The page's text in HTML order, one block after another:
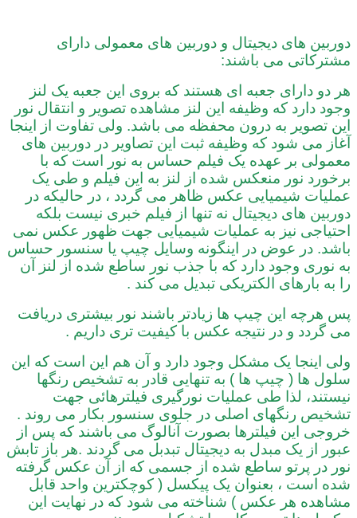
دوربین های دیجیتال و دوربین های معمولی دارای
مشترکاتی می باشند:
هر دو دارای جعبه ای هستند که بروی این جعبه یک لنز
وجود دارد که وظیفه این لنز مشاهده تصویر و انتقال نور
این تصویر به درون محفظه می باشد. ولی تفاوت از اینجا
آغاز می شود که وظیفه ثبت این تصاویر در دوربین های
معمولی بر عهده یک فیلم حساس به نور است که با
برخورد نور منعکس شده از لنز به این فیلم و طی یک
عملیات شیمیایی عکس ظاهر می گردد ، در حالیکه در
دوربین های دیجیتال نه تنها از فیلم خبری نیست بلکه
احتیاجی نیز به عملیات شیمیایی جهت ظهور عکس نمی
باشد. در عوض در اینگونه وسایل چیپ یا سنسور حساس
به نوری وجود دارد که با جذب نور ساطع شده از لنز آن
را به بارهای الکتریکی تبدیل می کند .
پس هرچه این چیپ ها زیادتر باشند نور بیشتری دریافت
می گردد و در نتیجه عکس با کیفیت تری داریم .
ولی اینجا یک مشکل وجود دارد و آن هم این است که این
سلول ها ( چیپ ها ) به تنهایی قادر به تشخیص رنگها
نیستند، لذا طی عملیات نورگیری فیلترهائی جهت
تشخیص رنگهای اصلی در جلوی سنسور بکار می روند .
خروجی این فیلترها بصورت آنالوگ می باشند که پس از
عبور از یک مبدل به دیجیتال تبدبل می گردند .هر باز تابش
نور در پرتو ساطع شده از جسمی که از آن عکس گرفته
شده است ، بعنوان یک پیکسل ( کوچکترین واحد قابل
مشاهده هر عکس ) شناخته می شود که در نهایت این